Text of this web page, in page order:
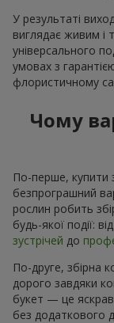
У результаті
виглядає живим
універсального
умовах з
флористичному
Чому
По-перше, купити
безпрограшний
рослин робить
будь-якої події: від
зустрічей до
По-друге, збірна
дорого завдяки
букет — це
без додаткового